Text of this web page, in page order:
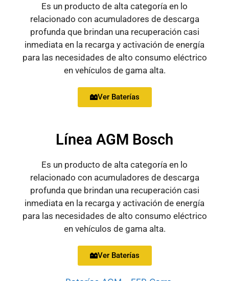
Es un producto de alta categoría en lo
relacionado con acumuladores de descarga
profunda que brindan una recuperación casi
inmediata en la recarga y activación de energía
para las necesidades de alto consumo eléctrico
en vehículos de gama alta.
Ver Baterías
Línea AGM Bosch
Es un producto de alta categoría en lo
relacionado con acumuladores de descarga
profunda que brindan una recuperación casi
inmediata en la recarga y activación de energía
para las necesidades de alto consumo eléctrico
en vehículos de gama alta.
Ver Baterías